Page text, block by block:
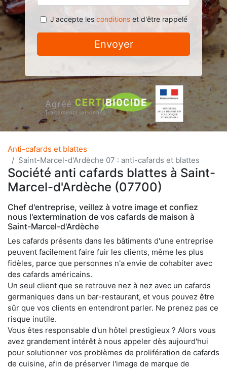
J'accepte les conditionset d'être rappelé
Envoyer
Anti-cafards et blattes
Saint-Marcel-d'Ardèche 07 : anti-cafards et blattes
Société anti cafards blattes à Saint-
Marcel-d'Ardèche (07700)
Chef d'entreprise, veillez à votre image et confiez
nous l'extermination de vos cafards de maison à
Saint-Marcel-d'Ardèche
Les cafards présents dans les bâtiments d'une entreprise
peuvent facilement faire fuir les clients, même les plus
fidèles, parce que personnes n'a envie de cohabiter avec
des cafards américains.
Un seul client que se retrouve nez à nez avec un cafards
germaniques dans un bar-restaurant, et vous pouvez être
sûr que vos clients en entendront parler. Ne prenez pas ce
risque inutile.
Vous êtes responsable d'un hôtel prestigieux ? Alors vous
avez grandement intérêt à nous appeler dès aujourd'hui
pour solutionner vos problèmes de prolifération de cafards
de cuisine, afin de préserver l'image de marque de